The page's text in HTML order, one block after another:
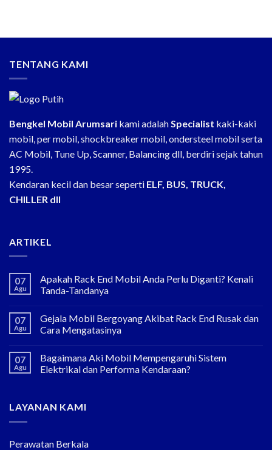
TENTANG KAMI
Bengkel Mobil Arumsari kami adalahSpecialist kaki-kaki
mobil, per mobil, shockbreaker mobil, ondersteel mobil serta
AC Mobil, Tune Up, Scanner, Balancing dll, berdiri sejak tahun
1995.
Kendaran kecil dan besar seperti ELF, BUS, TRUCK,
CHILLER dll
ARTIKEL
07
Agu
Apakah Rack End Mobil Anda Perlu Diganti? Kenali
Tanda-Tandanya
07
Agu
Gejala Mobil Bergoyang Akibat Rack End Rusak dan
Cara Mengatasinya
07
Agu
Bagaimana Aki Mobil Mempengaruhi Sistem
Elektrikal dan Performa Kendaraan?
LAYANAN KAMI
Perawatan Berkala